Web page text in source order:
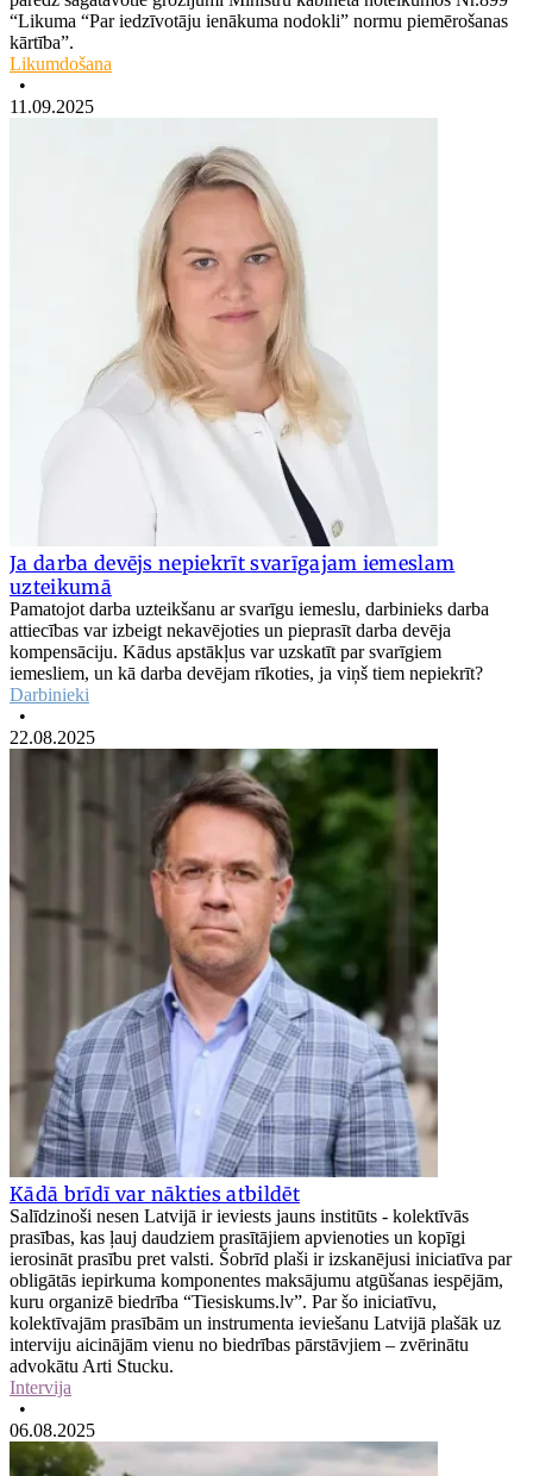
“Likuma “Par iedzīvotāju ienākuma nodokli” normu piemērošanas
kārtība”.
Likumdošana
•
11.09.2025
Ja darba devējs nepiekrīt svarīgajam iemeslam
uzteikumā
Pamatojot darba uzteikšanu ar svarīgu iemeslu, darbinieks darba
attiecības var izbeigt nekavējoties un pieprasīt darba devēja
kompensāciju. Kādus apstākļus var uzskatīt par svarīgiem
iemesliem, un kā darba devējam rīkoties, ja viņš tiem nepiekrīt?
Darbinieki
•
22.08.2025
Kādā brīdī var nākties atbildēt
Salīdzinoši nesen Latvijā ir ieviests jauns institūts - kolektīvās
prasības, kas ļauj daudziem prasītājiem apvienoties un kopīgi
ierosināt prasību pret valsti. Šobrīd plaši ir izskanējusi iniciatīva par
obligātās iepirkuma komponentes maksājumu atgūšanas iespējām,
kuru organizē biedrība “Tiesiskums.lv”. Par šo iniciatīvu,
kolektīvajām prasībām un instrumenta ieviešanu Latvijā plašāk uz
interviju aicinājām vienu no biedrības pārstāvjiem – zvērinātu
advokātu Arti Stucku.
Intervija
•
06.08.2025